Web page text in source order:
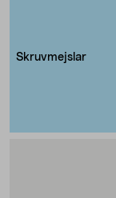
Skruvmejslar